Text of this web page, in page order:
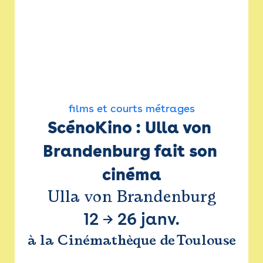
films et courts métrages
ScénoKino : Ulla von
Brandenburg fait son
cinéma
Ulla von Brandenburg
12 → 26 janv.
à la Cinémathèque de Toulouse